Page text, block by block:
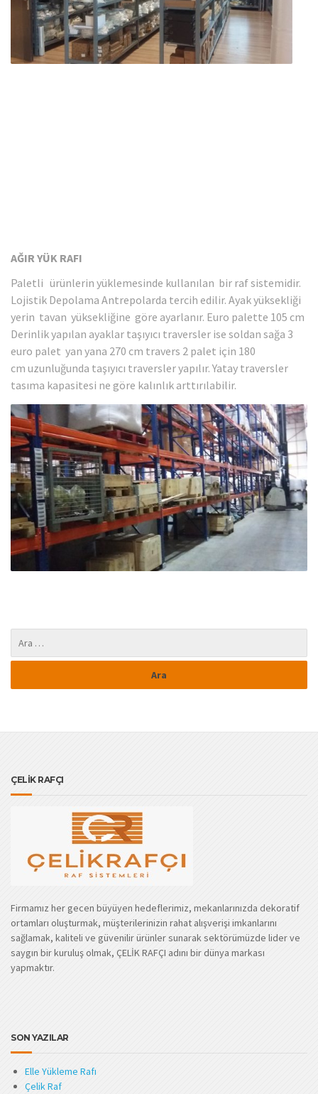
AĞIR YÜK RAFI
Paletli ürünlerin yüklemesinde kullanılan bir raf sistemidir.
Lojistik Depolama Antrepolarda tercih edilir. Ayak yüksekliği
yerin tavan yüksekliğine göre ayarlanır. Euro palette 105 cm
Derinlik yapılan ayaklar taşıyıcı traversler ise soldan sağa 3
euro palet yan yana 270 cm travers 2 palet için 180
cm uzunluğunda taşıyıcı traversler yapılır. Yatay traversler
tasıma kapasitesi ne göre kalınlık arttırılabilir.
ÇELİK RAFÇI
Firmamız her gecen büyüyen hedeflerimiz, mekanlarınızda dekoratif
ortamları oluşturmak, müşterilerinizin rahat alışverişi imkanlarını
sağlamak, kaliteli ve güvenilir ürünler sunarak sektörümüzde lider ve
saygın bir kuruluş olmak, ÇELİK RAFÇI adını bir dünya markası
yapmaktır.
SON YAZILAR
Elle Yükleme Rafı
Çelik Raf